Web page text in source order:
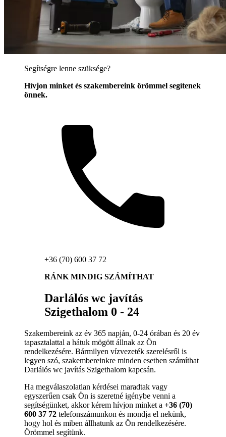
Segítségre lenne szüksége?
Hívjon minket és szakembereink örömmel segítenek
önnek.
+36 (70) 600 37 72
RÁNK MINDIG SZÁMÍTHAT
Darlálós wc javítás
Szigethalom 0 - 24
Szakembereink az év 365 napján, 0-24 órában és 20 év
tapasztalattal a hátuk mögött állnak az Ön
rendelkezésére. Bármilyen vízvezeték szerelésről is
legyen szó, szakembereinkre minden esetben számíthat
Darlálós wc javítás Szigethalom kapcsán.
Ha megválaszolatlan kérdései maradtak vagy
egyszerűen csak Ön is szeretné igénybe venni a
segítségünket, akkor kérem hívjon minket a +36 (70)
600 37 72 telefonszámunkon és mondja el nekünk,
hogy hol és miben állhatunk az Ön rendelkezésére.
Örömmel segítünk.